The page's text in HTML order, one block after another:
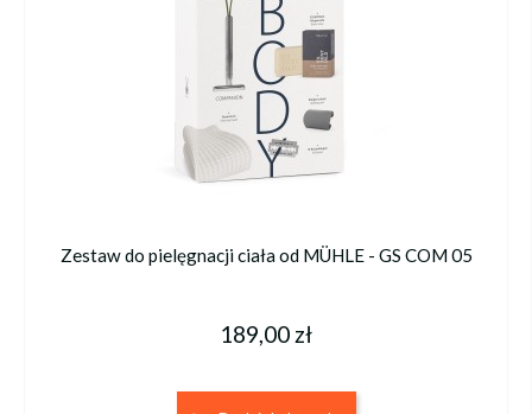
Zestaw do pielęgnacji ciała od MÜHLE - GS COM 05
189,00 zł